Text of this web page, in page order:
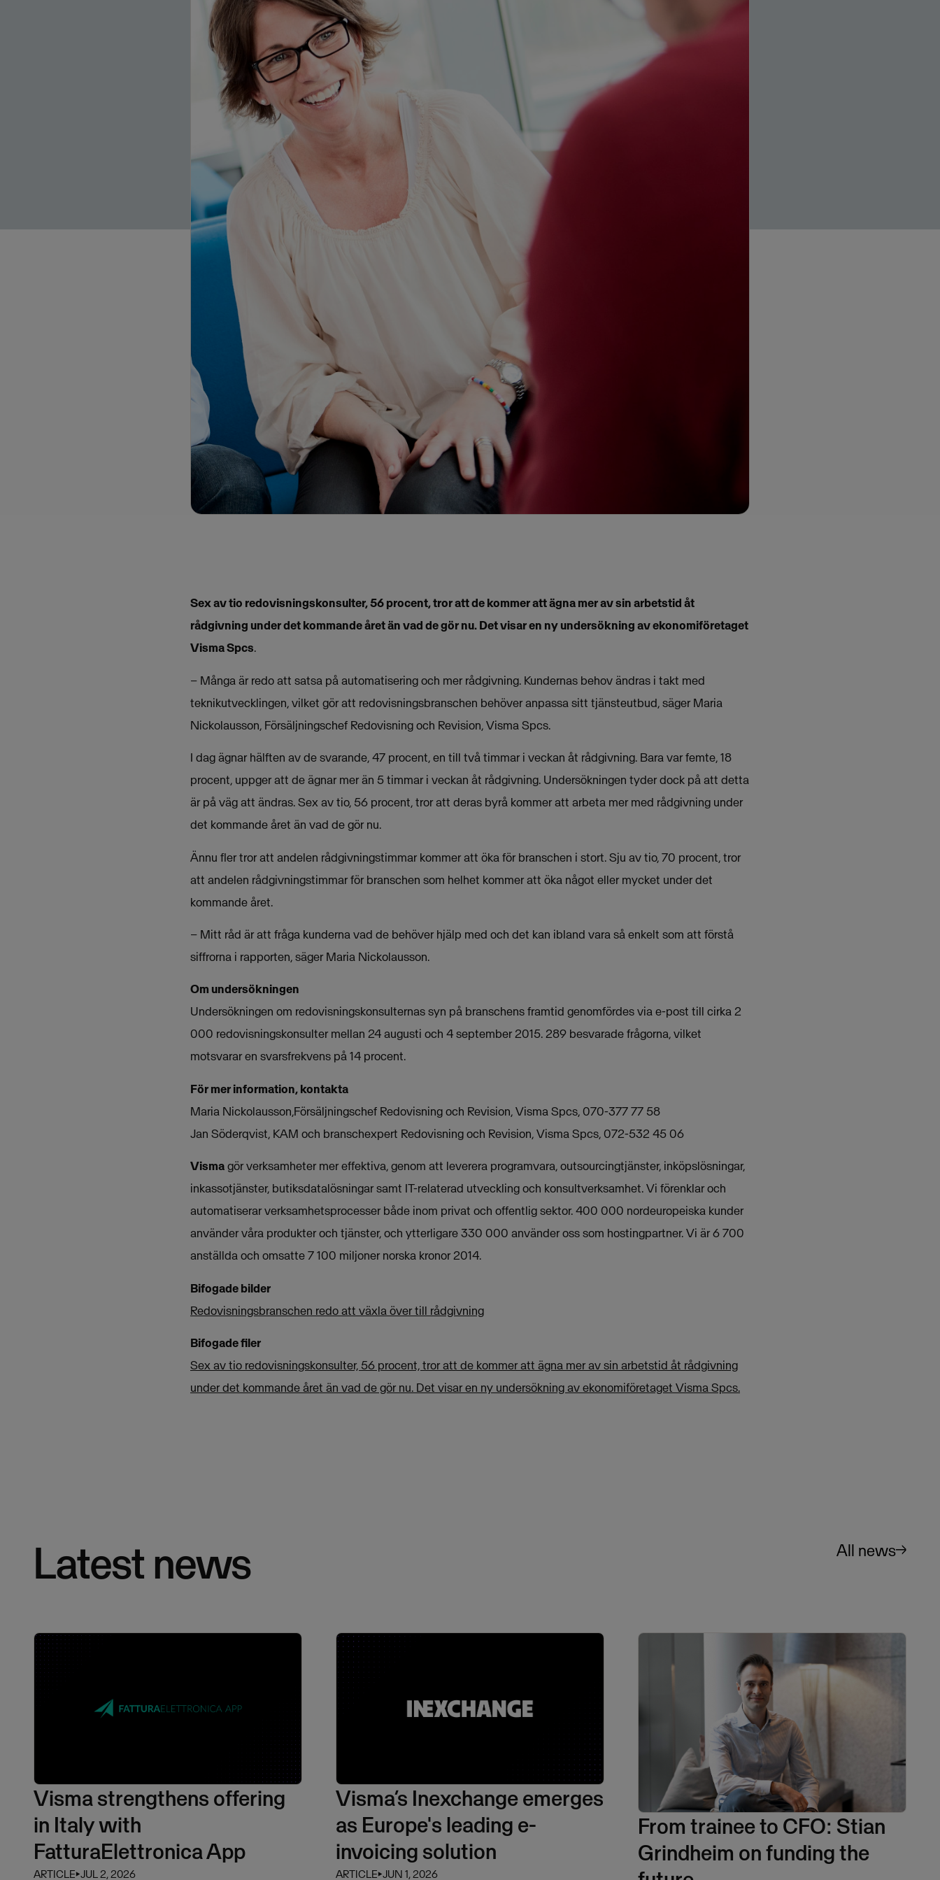
Sex av tio redovisningskonsulter, 56 procent, tror att de kommer att ägna mer av sin arbetstid åt
rådgivning under det kommande året än vad de gör nu. Det visar en ny undersökning av ekonomiföretaget
Visma Spcs.
– Många är redo att satsa på automatisering och mer rådgivning. Kundernas behov ändras i takt med
teknikutvecklingen, vilket gör att redovisningsbranschen behöver anpassa sitt tjänsteutbud, säger Maria
Nickolausson, Försäljningschef Redovisning och Revision, Visma Spcs.
I dag ägnar hälften av de svarande, 47 procent, en till två timmar i veckan åt rådgivning. Bara var femte, 18
procent, uppger att de ägnar mer än 5 timmar i veckan åt rådgivning. Undersökningen tyder dock på att detta
är på väg att ändras. Sex av tio, 56 procent, tror att deras byrå kommer att arbeta mer med rådgivning under
det kommande året än vad de gör nu.
Ännu fler tror att andelen rådgivningstimmar kommer att öka för branschen i stort. Sju av tio, 70 procent, tror
att andelen rådgivningstimmar för branschen som helhet kommer att öka något eller mycket under det
kommande året.
– Mitt råd är att fråga kunderna vad de behöver hjälp med och det kan ibland vara så enkelt som att förstå
siffrorna i rapporten, säger Maria Nickolausson.
Om undersökningen
Undersökningen om redovisningskonsulternas syn på branschens framtid genomfördes via e-post till cirka 2
000 redovisningskonsulter mellan 24 augusti och 4 september 2015. 289 besvarade frågorna, vilket
motsvarar en svarsfrekvens på 14 procent.
För mer information, kontakta
Maria Nickolausson,Försäljningschef Redovisning och Revision, Visma Spcs, 070-377 77 58
Jan Söderqvist, KAM och branschexpert Redovisning och Revision, Visma Spcs, 072-532 45 06
Vismagör verksamheter mer effektiva, genom att leverera programvara, outsourcingtjänster, inköpslösningar,
inkassotjänster, butiksdatalösningar samt IT-relaterad utveckling och konsultverksamhet. Vi förenklar och
automatiserar verksamhetsprocesser både inom privat och offentlig sektor. 400 000 nordeuropeiska kunder
använder våra produkter och tjänster, och ytterligare 330 000 använder oss som hostingpartner. Vi är 6 700
anställda och omsatte 7 100 miljoner norska kronor 2014.
Bifogade bilder
Redovisningsbranschen redo att växla över till rådgivning
Bifogade filer
Sex av tio redovisningskonsulter, 56 procent, tror att de kommer att ägna mer av sin arbetstid åt rådgivning
under det kommande året än vad de gör nu. Det visar en ny undersökning av ekonomiföretaget Visma Spcs.
Latest news All news
Visma strengthens offering
in Italy with
FatturaElettronica App
ARTICLE⏵JUL 2, 2026
Visma’s Inexchange emerges
as Europe's leading e-
invoicing solution
ARTICLE⏵JUN 1, 2026
From trainee to CFO: Stian
Grindheim on funding the